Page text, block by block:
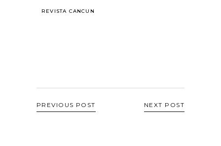
REVISTA CANCUN
PREVIOUS POST NEXT POST